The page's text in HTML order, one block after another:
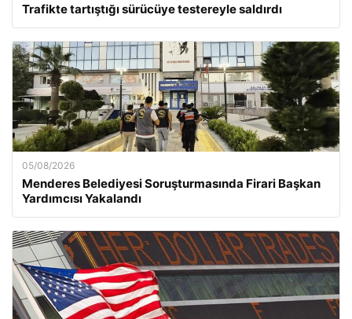
Trafikte tartıştığı sürücüye testereyle saldırdı
05/08/2026
Menderes Belediyesi Soruşturmasında Firari Başkan
Yardımcısı Yakalandı